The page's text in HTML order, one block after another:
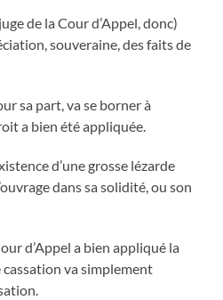
de la Cour d’Appel, donc)
souveraine, des faits de
sa part, va se borner à
a bien été appliquée.
d’une grosse lézarde
dans sa solidité, ou son
d’Appel a bien appliqué la
va simplement